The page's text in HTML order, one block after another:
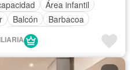
Área infantil
Balcón
Barbacoa
Tanque de agua
Gas natural
Vista panorámica